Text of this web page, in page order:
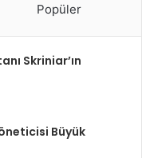
Popüler
Skriniar’ın
Büyük